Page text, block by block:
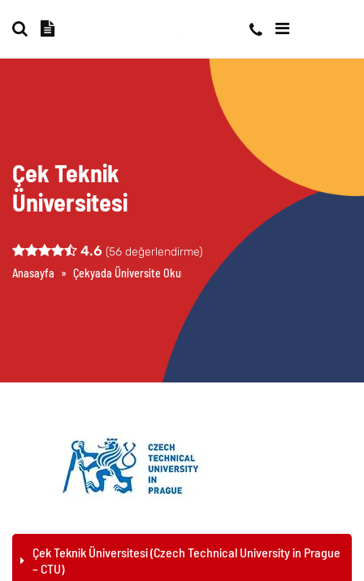
Çek Teknik
Üniversitesi
4.6 (56 değerlendirme)
Anasayfa » Çekyada Üniversite Okumak »
Çek Teknik Üniversitesi (Czech Technical University in Prague
– CTU)